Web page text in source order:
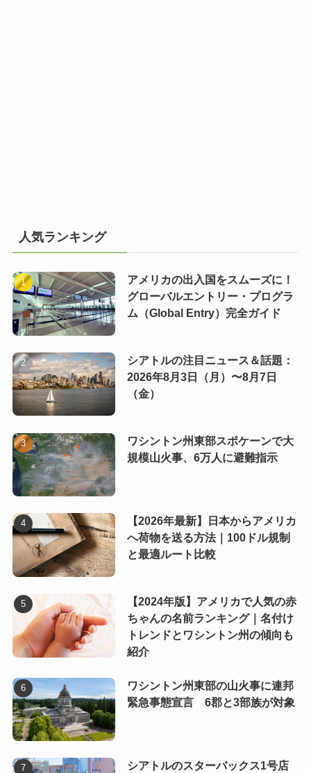
人気ランキング
アメリカの出入国をスムーズに！
グローバルエントリー・プログラ
ム（Global Entry）完全ガイド
シアトルの注目ニュース＆話題：
2026年8月3日（月）〜8月7日
（金）
ワシントン州東部スポケーンで大
規模山火事、6万人に避難指示
【2026年最新】日本からアメリカ
へ荷物を送る方法｜100ドル規制
と最適ルート比較
【2024年版】アメリカで人気の赤
ちゃんの名前ランキング｜名付け
トレンドとワシントン州の傾向も
紹介
ワシントン州東部の山火事に連邦
緊急事態宣言 6郡と3部族が対象
シアトルのスターバックス1号店